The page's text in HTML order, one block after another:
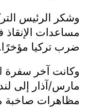
وشكر الرئيس
مساعدات الإنقاذ
ضرب تركيا
مارس/آذار إلى
مظاهرات صاخبة